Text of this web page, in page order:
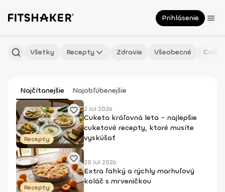
Prihlásenie
Všetky Recepty Zdravie Všeobecné
Najčítanejšie Najobľúbenejšie
Recepty
2 Júl 2026
Cuketa kráľovná leta - najlepšie
cuketové recepty, ktoré musíte
vyskúšať
Recepty
20 Júl 2026
Extra ľahký a rýchly marhuľový
koláč s mrveničkou